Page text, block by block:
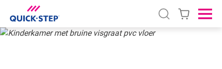
Open search